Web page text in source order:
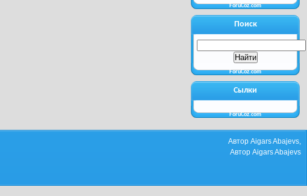
ForuCoz.com
Поиск
ForuCoz.com
Сылки
ForuCoz.com
Автор Aigars Abajevs,
Автор Aigars Abajevs